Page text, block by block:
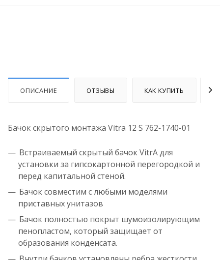
ОПИСАНИЕ ОТЗЫВЫ КАК КУПИТЬ
Бачок скрытого монтажа Vitra 12 S 762-1740-01
Встраиваемый скрытый бачок VitrA для
установки за гипсокартонной перегородкой и
перед капитальной стеной.
Бачок совместим с любыми моделями
приставных унитазов
Бачок полностью покрыт шумоизолирующим
пенопластом, который защищает от
образования конденсата.